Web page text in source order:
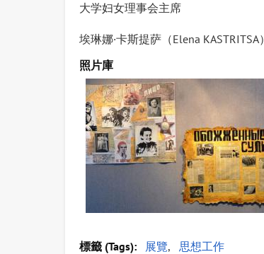
大学妇女理事会主席
埃琳娜·卡斯提萨（Elena KASTRITSA）
照片庫
標籤 (Tags) 展覽 思想工作